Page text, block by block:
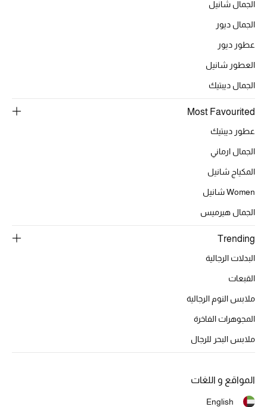
نسوقوا أحدث ما وصلنا
خصومات
الموسم الجديد
ركن أناقة المنتجعات
جميع إصدارتنا النسائية
تشكيلة المناسبات للنساء
الحب للمحلي
الجمال شانيل
الجمال ديور
عطور ديور
العطور شانيل
الجمال ديبتيك
Most Favourited
عطور ديبتيك
الجمال ارماني
المكياج شانيل
Women شانيل
الجمال هيرميس
Trending
البدلات الرجالية
القبعات
ملابس النوم الرجالية
المجوهرات الفاخرة
ملابس البحر للرجال
المواقع و اللغات
English